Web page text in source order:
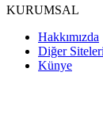
KURUMSAL
Hakkımızda
Diğer
Künye